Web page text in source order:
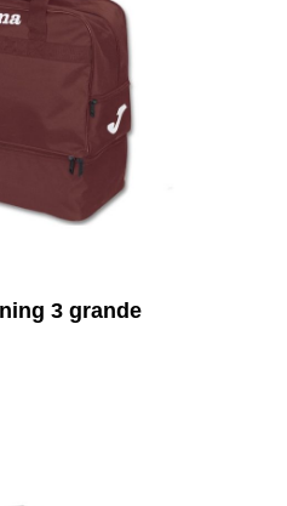
3 grande